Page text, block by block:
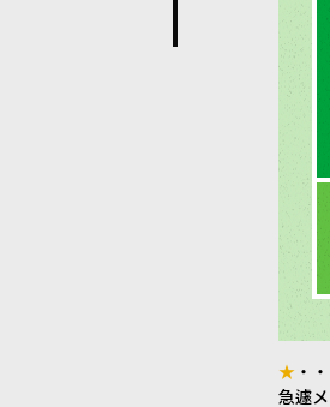
★ ・
急遽